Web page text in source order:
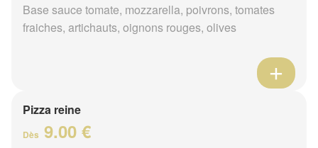
Base sauce tomate, mozzarella, poivrons, tomates
fraiches, artichauts, oignons rouges, olives
Pizza reine
Dès 9.00 €